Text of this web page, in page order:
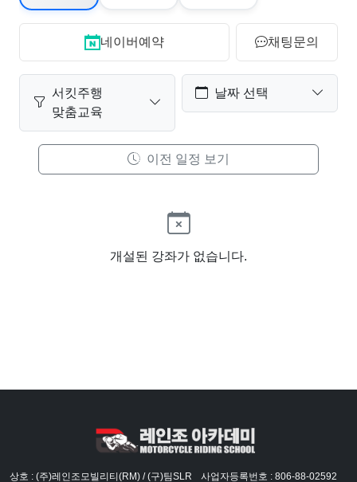
네이버예약 채팅문의
서킷주행
맞춤교육
날짜 선택
이전 일정 보기
개설된 강좌가 없습니다.
상호 : (주)레인조모빌리티(RM) / (구)팀SLR 사업자등록번호 : 806-88-02592